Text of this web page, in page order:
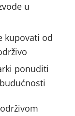
u
kupovati od
ponuditi